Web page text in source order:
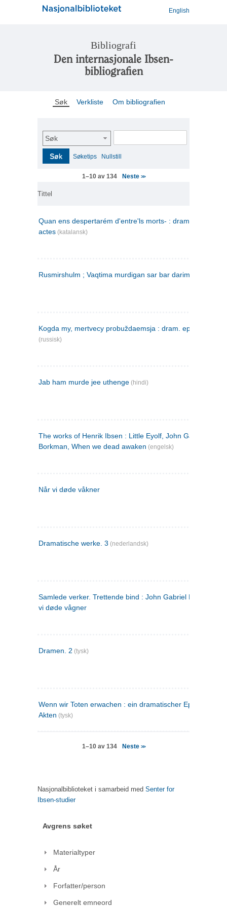
English
Bibliografi
Den internasjonale Ibsen-
bibliografien
Søk Verkliste Om bibliografien
Søk
Søk Søketips Nullstill
1–10 av 134 Neste >>
Tittel
Quan ens despertarém d'entre'ls morts- : drama en tres
actes (katalansk)
Rusmirshulm ; Vaqtima murdigan sar bar darim
Kogda my, mertvecy probuždaemsja : dram. epilog v 3 d
(russisk)
Jab ham murde jee uthenge (hindi)
The works of Henrik Ibsen : Little Eyolf, John Gabriel
Borkman, When we dead awaken (engelsk)
Når vi døde våkner
Dramatische werke. 3 (nederlandsk)
Samlede verker. Trettende bind : John Gabriel Borkman ;
vi døde vågner
Dramen. 2 (tysk)
Wenn wir Toten erwachen : ein dramatischer Epilog in drei
Akten (tysk)
1–10 av 134 Neste >>
Nasjonalbiblioteket i samarbeid med Senter for
Ibsen-studier
Avgrens søket
Materialtyper
År
Forfatter/person
Generelt emneord